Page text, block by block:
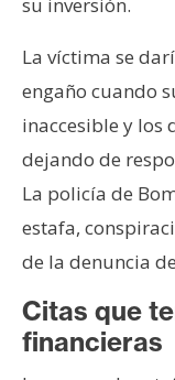
su inversión.
La víctima se
engaño cuando
inaccesible y los
dejando de
La policía de
estafa,
de la denuncia
Citas que
financieras